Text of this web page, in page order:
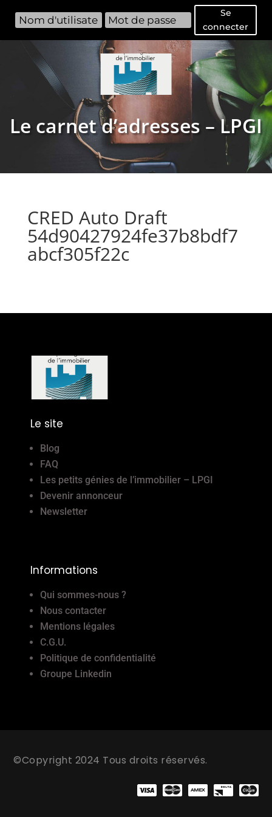
Se
connecter
Le carnet d’adresses – LPGI
CRED Auto Draft
54d90427924fe37b8bdf7
abcf305f22c
Le site
Blog
FAQ
Les petits génies de l’immobilier – LPGI
Devenir annonceur
Newsletter
Informations
Qui sommes-nous ?
Nous contacter
Mentions légales
C.G.U.
Politique de confidentialité
Groupe Linkedin
©Copyright 2024 Tous droits réservés.